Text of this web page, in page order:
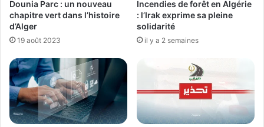
Dounia Parc : un nouveau
chapitre vert dans l’histoire
d’Alger
19 août 2023
Incendies de forêt en Algérie
: l’Irak exprime sa pleine
solidarité
il y a 2 semaines